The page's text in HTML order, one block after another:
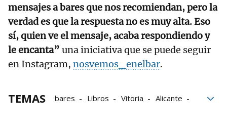
mensajes a bares que nos recomiendan, pero la
verdad es que la respuesta no es muy alta. Eso
sí, quien ve el mensaje, acaba respondiendo y
le encanta” una iniciativa que se puede seguir
en Instagram, nosvemos_enelbar.
TEMAS bares Libros Vitoria
Alicante